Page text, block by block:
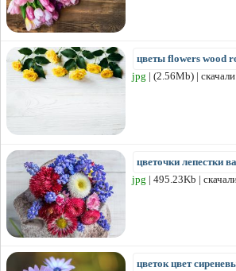
цветы flowers wood
jpg | (2.56Mb) |
цветочки лепестки
jpg | 495.23Kb |
цветок цвет